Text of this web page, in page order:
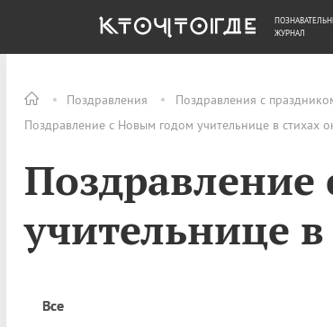
Поздравления Поздравления с
Поздравление с Новым годом учительнице в стихах
учительнице
Все
ОБЩЕСТВО
ЖУРНАЛ